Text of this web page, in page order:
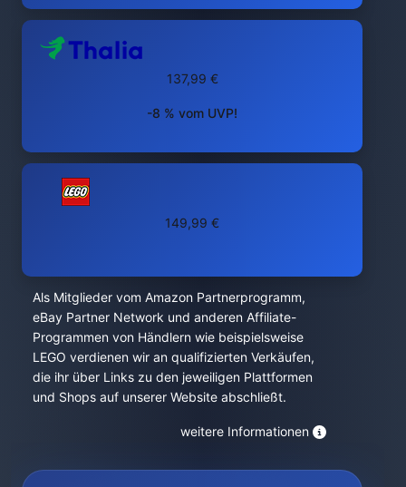
137,99 €
-8 % vom UVP!
149,99 €
Als Mitglieder vom Amazon Partnerprogramm,
eBay Partner Network und anderen Affiliate-
Programmen von Händlern wie beispielsweise
LEGO verdienen wir an qualifizierten Verkäufen,
die ihr über Links zu den jeweiligen Plattformen
und Shops auf unserer Website abschließt.
weitere Informationen